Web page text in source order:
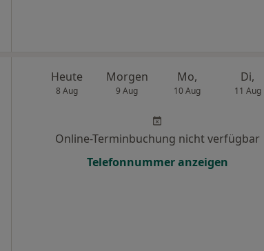
Heute
8 Aug
Morgen
9 Aug
Mo,
10 Aug
Di,
11 Aug
Online-Terminbuchung nicht verfügbar
Telefonnummer anzeigen